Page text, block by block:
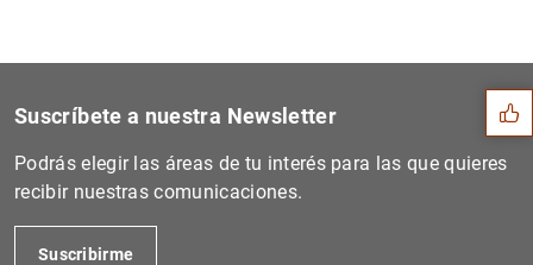
Sugerencias
Suscríbete a nuestra Newsletter
Podrás elegir las áreas de tu interés para las que quieres
recibir nuestras comunicaciones.
Suscribirme